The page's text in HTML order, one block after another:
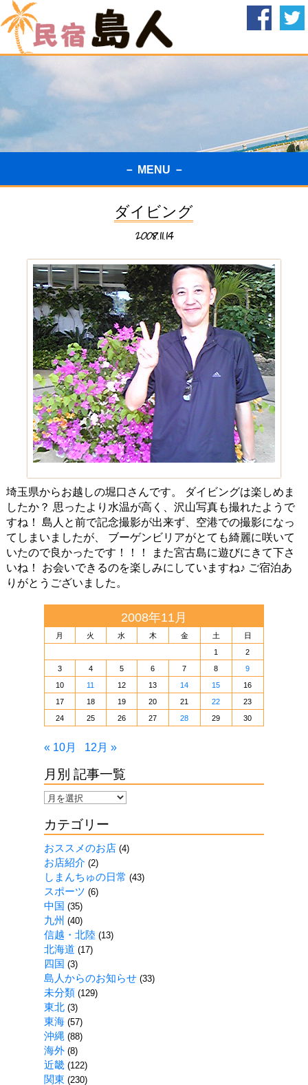
－ MENU －
ダイビング
2008.11.14
埼玉県からお越しの堀口さんです。 ダイビングは楽しめま
したか？ 思ったより水温が高く、沢山写真も撮れたようで
すね！ 島人と前で記念撮影が出来ず、空港での撮影になっ
てしまいましたが、 ブーゲンビリアがとても綺麗に咲いて
いたので良かったです！！！ また宮古島に遊びにきて下さ
いね！ お会いできるのを楽しみにしていますね♪ ご宿泊あ
りがとうございました。
2008年11月
月 火 水 木 金 土
日
1
2
3
4 5 6 7 8
9
10
11 12 13 14 15
16
17
18 19 20 21 22
23
24
25 26 27 28 29 30
« 10月 12月 »
月別 記事一覧
月
記
事
一
覧
カテゴリー
おススメのお店(4)
お店紹介 (2)
しまんちゅの日常 (43)
スポーツ (6)
中国 (35)
九州 (40)
信越・北陸(13)
北海道 (17)
四国 (3)
島人からのお知らせ(33)
未分類(129)
東北(3)
東海(57)
沖縄 (88)
海外(8)
近畿(122)
関東 (230)